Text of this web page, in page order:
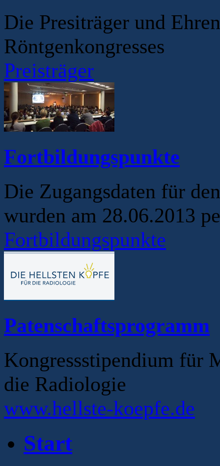
Die Presiträger und
Röntgenkongresses
Preisträger
Fortbildungspunkte
Die Zugangsdaten für
wurden am 28.06.2013
Fortbildungspunkte
Patenschaftsprogramm
Kongressstipendium für
die Radiologie
www.hellste-koepfe.de
Start